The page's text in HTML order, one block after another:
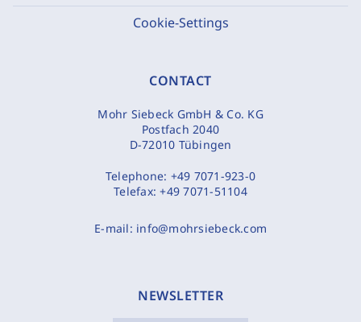
Cookie-Settings
CONTACT
Mohr Siebeck GmbH & Co. KG
Postfach 2040
D-72010 Tübingen
Telephone: +49 7071-923-0
Telefax:+49 7071-51104
E-mail: info@mohrsiebeck.com
NEWSLETTER